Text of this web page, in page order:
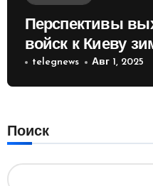
Перспективы
войск к Киеву
России
telegnews Авг 1, 2025
Поиск